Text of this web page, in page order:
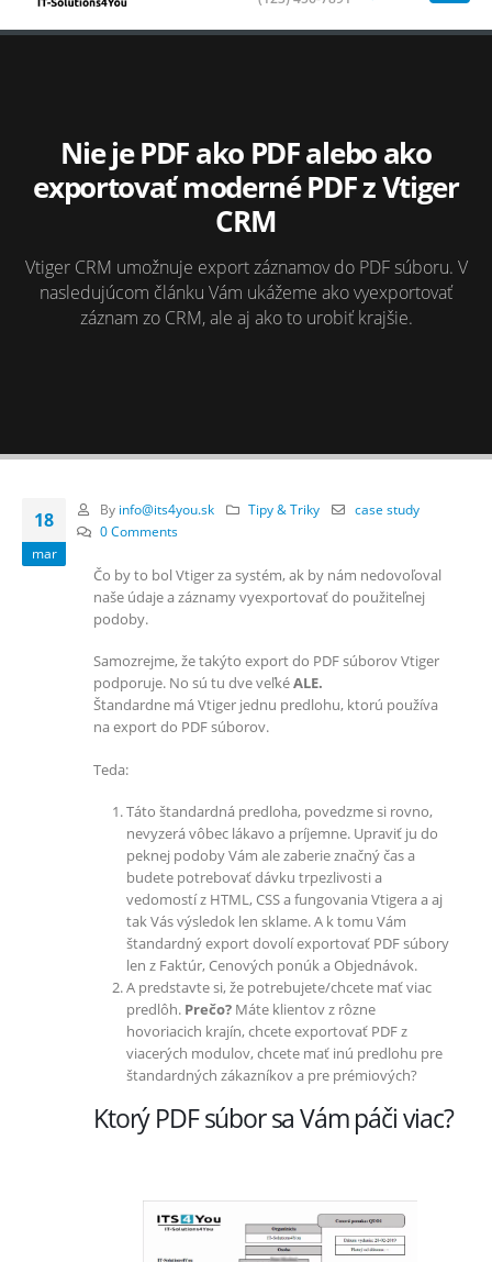
Nie je PDF ako PDF alebo ako
exportovať moderné PDF z Vtiger
CRM
Vtiger CRM umožnuje export záznamov do PDF súboru. V
nasledujúcom článku Vám ukážeme ako vyexportovať
záznam zo CRM, ale aj ako to urobiť krajšie.
18
mar
By info@its4you.sk Tipy & Triky
case study
0 Comments
Čo by to bol Vtiger za systém, ak by nám nedovoľoval
naše údaje a záznamy vyexportovať do použiteľnej
podoby.
Samozrejme, že takýto export do PDF súborov Vtiger
podporuje. No sú tu dve veľkéALE.
Štandardne má Vtiger jednu predlohu, ktorú používa
na export do PDF súborov.
Teda:
Táto štandardná predloha, povedzme si rovno,
nevyzerá vôbec lákavo a príjemne. Upraviť ju do
peknej podoby Vám ale zaberie značný čas a
budete potrebovať dávku trpezlivosti a
vedomostí z HTML, CSS a fungovania Vtigera a aj
tak Vás výsledok len sklame. A k tomu Vám
štandardný export dovolí exportovať PDF súbory
len z Faktúr, Cenových ponúk a Objednávok.
A predstavte si, že potrebujete/chcete mať viac
predlôh. Prečo?Máte klientov z rôzne
hovoriacich krajín, chcete exportovať PDF z
viacerých modulov, chcete mať inú predlohu pre
štandardných zákazníkov a pre prémiových?
Ktorý PDF súbor sa Vám páči viac?